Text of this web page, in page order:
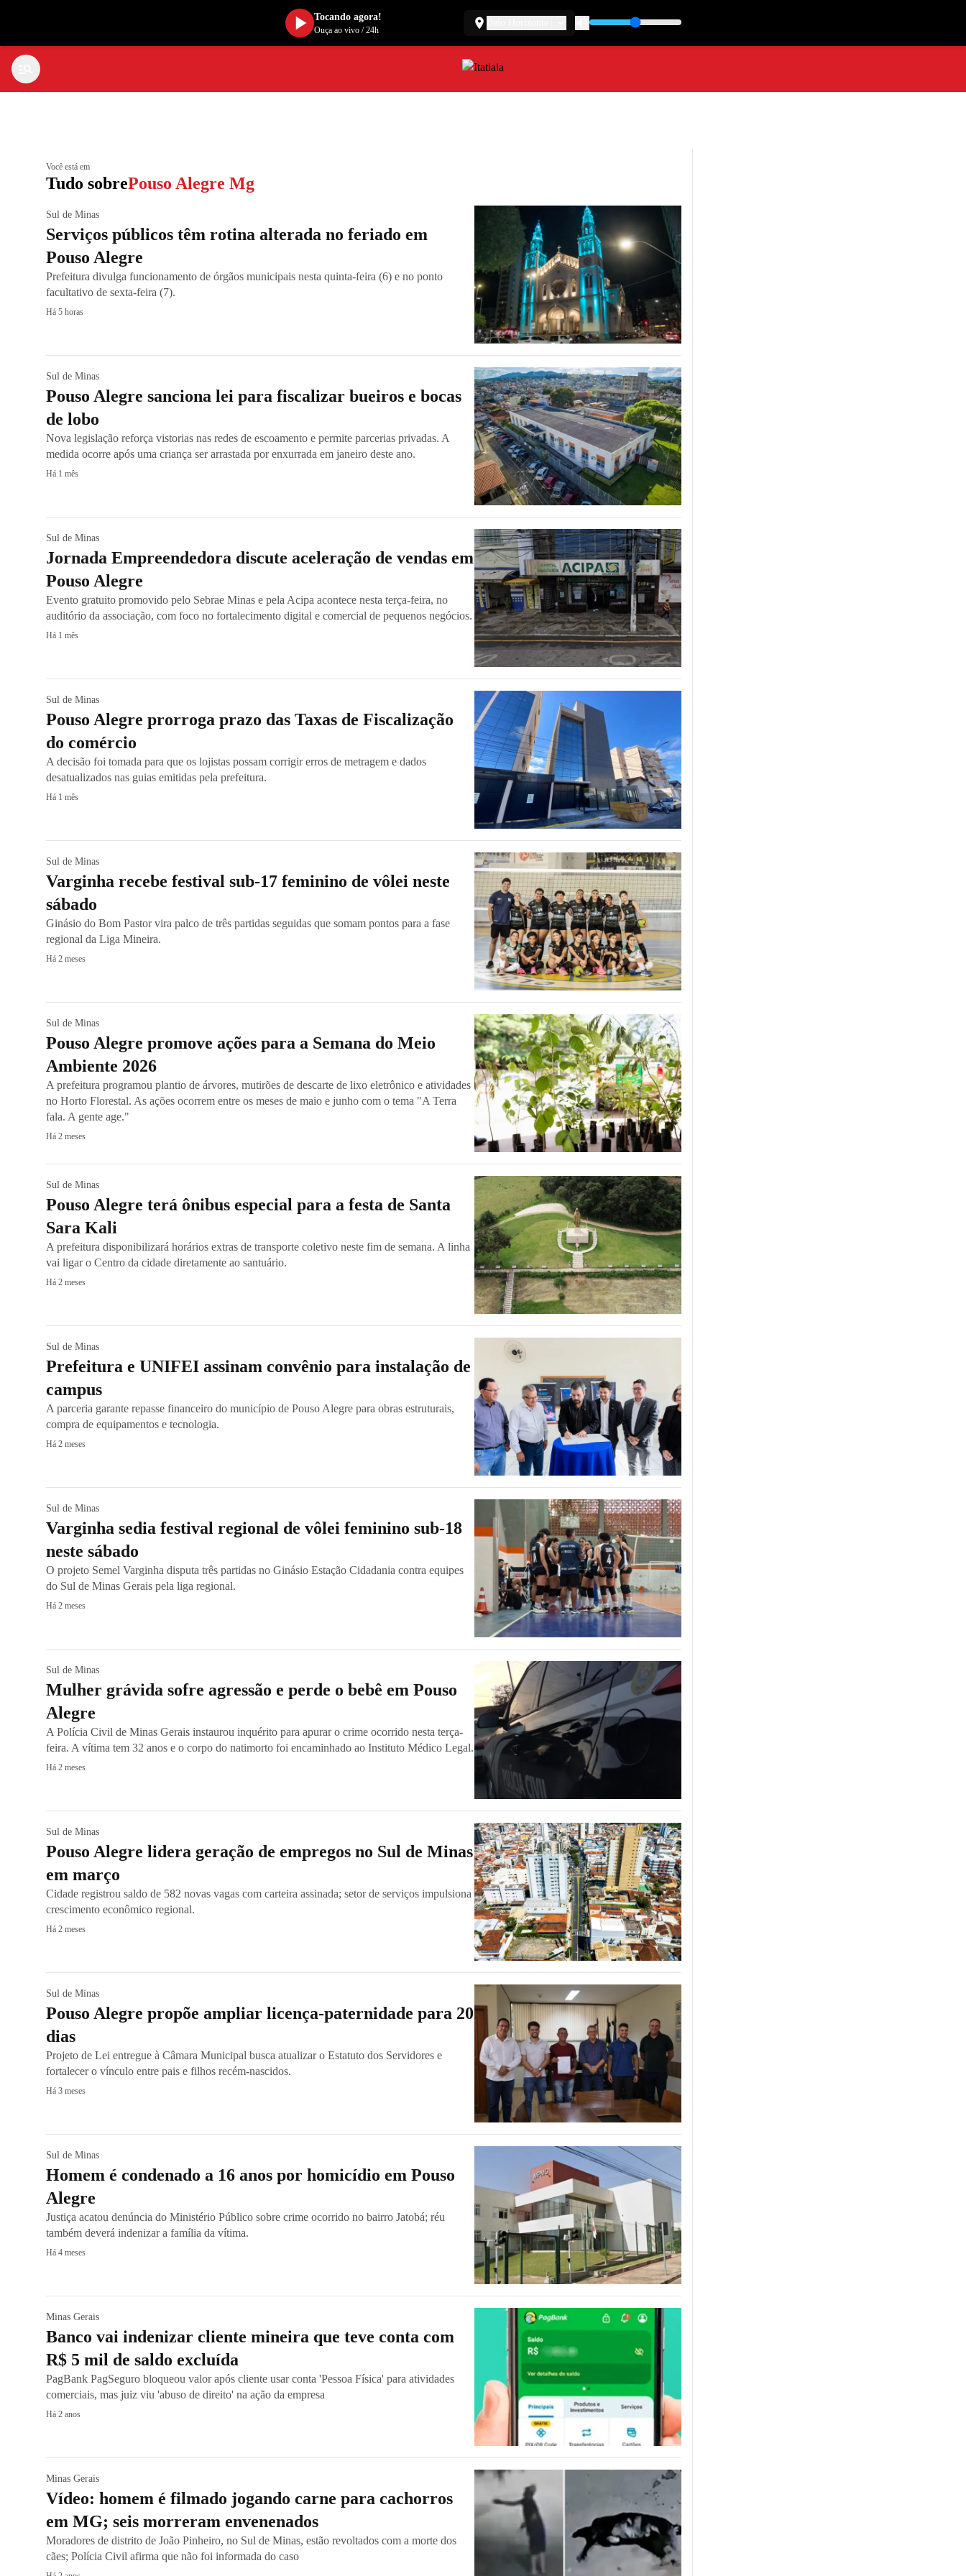
Você está em
Tudo sobrePouso Alegre Mg
Sul de Minas
Serviços públicos têm rotina alterada no feriado em
Pouso Alegre
Prefeitura divulga funcionamento de órgãos municipais nesta quinta-feira (6) e no ponto
facultativo de sexta-feira (7).
Há 5 horas
Sul de Minas
Pouso Alegre sanciona lei para fiscalizar bueiros e bocas
de lobo
Nova legislação reforça vistorias nas redes de escoamento e permite parcerias privadas. A
medida ocorre após uma criança ser arrastada por enxurrada em janeiro deste ano.
Há 1 mês
Sul de Minas
Jornada Empreendedora discute aceleração de vendas em
Pouso Alegre
Evento gratuito promovido pelo Sebrae Minas e pela Acipa acontece nesta terça-feira, no
auditório da associação, com foco no fortalecimento digital e comercial de pequenos negócios.
Há 1 mês
Sul de Minas
Pouso Alegre prorroga prazo das Taxas de Fiscalização
do comércio
A decisão foi tomada para que os lojistas possam corrigir erros de metragem e dados
desatualizados nas guias emitidas pela prefeitura.
Há 1 mês
Sul de Minas
Varginha recebe festival sub-17 feminino de vôlei neste
sábado
Ginásio do Bom Pastor vira palco de três partidas seguidas que somam pontos para a fase
regional da Liga Mineira.
Há 2 meses
Sul de Minas
Pouso Alegre promove ações para a Semana do Meio
Ambiente 2026
A prefeitura programou plantio de árvores, mutirões de descarte de lixo eletrônico e atividades
no Horto Florestal. As ações ocorrem entre os meses de maio e junho com o tema "A Terra
fala. A gente age."
Há 2 meses
Sul de Minas
Pouso Alegre terá ônibus especial para a festa de Santa
Sara Kali
A prefeitura disponibilizará horários extras de transporte coletivo neste fim de semana. A linha
vai ligar o Centro da cidade diretamente ao santuário.
Há 2 meses
Sul de Minas
Prefeitura e UNIFEI assinam convênio para instalação de
campus
A parceria garante repasse financeiro do município de Pouso Alegre para obras estruturais,
compra de equipamentos e tecnologia.
Há 2 meses
Sul de Minas
Varginha sedia festival regional de vôlei feminino sub-18
neste sábado
O projeto Semel Varginha disputa três partidas no Ginásio Estação Cidadania contra equipes
do Sul de Minas Gerais pela liga regional.
Há 2 meses
Sul de Minas
Mulher grávida sofre agressão e perde o bebê em Pouso
Alegre
A Polícia Civil de Minas Gerais instaurou inquérito para apurar o crime ocorrido nesta terça-
feira. A vítima tem 32 anos e o corpo do natimorto foi encaminhado ao Instituto Médico Legal.
Há 2 meses
Sul de Minas
Pouso Alegre lidera geração de empregos no Sul de Minas
em março
Cidade registrou saldo de 582 novas vagas com carteira assinada; setor de serviços impulsiona
crescimento econômico regional.
Há 2 meses
Sul de Minas
Pouso Alegre propõe ampliar licença-paternidade para 20
dias
Projeto de Lei entregue à Câmara Municipal busca atualizar o Estatuto dos Servidores e
fortalecer o vínculo entre pais e filhos recém-nascidos.
Há 3 meses
Sul de Minas
Homem é condenado a 16 anos por homicídio em Pouso
Alegre
Justiça acatou denúncia do Ministério Público sobre crime ocorrido no bairro Jatobá; réu
também deverá indenizar a família da vítima.
Há 4 meses
Minas Gerais
Banco vai indenizar cliente mineira que teve conta com
R$ 5 mil de saldo excluída
PagBank PagSeguro bloqueou valor após cliente usar conta 'Pessoa Física' para atividades
comerciais, mas juiz viu 'abuso de direito' na ação da empresa
Há 2 anos
Minas Gerais
Vídeo: homem é filmado jogando carne para cachorros
em MG; seis morreram envenenados
Moradores de distrito de João Pinheiro, no Sul de Minas, estão revoltados com a morte dos
cães; Polícia Civil afirma que não foi informada do caso
Tocando agora!
Ouça ao vivo/24h